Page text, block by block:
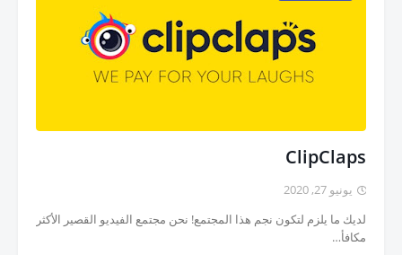
ClipClaps
يونيو 27, 2020
لديك ما يلزم لتكون نجم هذا المجتمع! نحن مجتمع الفيديو القصير الأكثر
مكافأ…